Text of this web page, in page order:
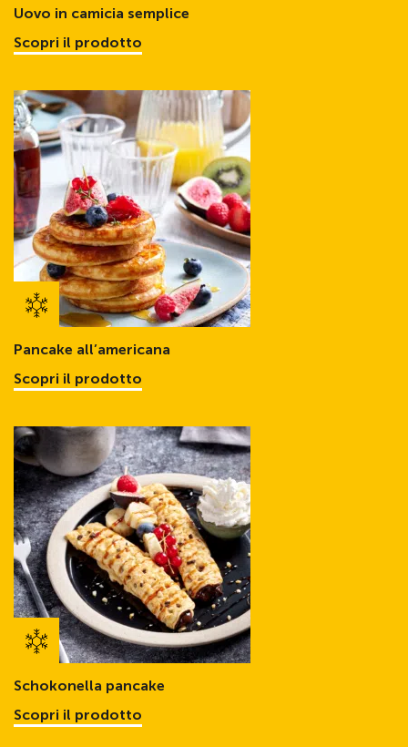
Uovo in camicia semplice
Scopri il prodotto
Pancake all’americana
Scopri il prodotto
Schokonella pancake
Scopri il prodotto